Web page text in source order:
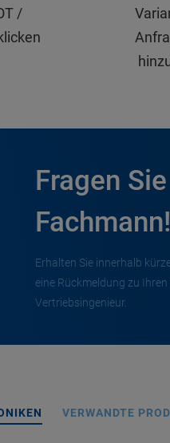
/
Fragen
Fachmann!
Erhalten Sie innerhalb
eine Rückmeldung zu
Vertriebsingenieur.
VERWANDTE